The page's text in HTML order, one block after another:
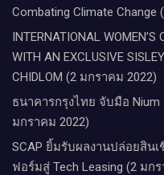
Combating Climate Change
INTERNATIONAL WOMEN’S
WITH AN EXCLUSIVE
CHIDLOM (2 มกราคม 2022)
ธนาคารกรุงไทย จับมือ
มกราคม 2022)
SCAP ยิ้มรับผลงานปล่อยสิน
ฟอร์มสู่ Tech Leasing (2 มก